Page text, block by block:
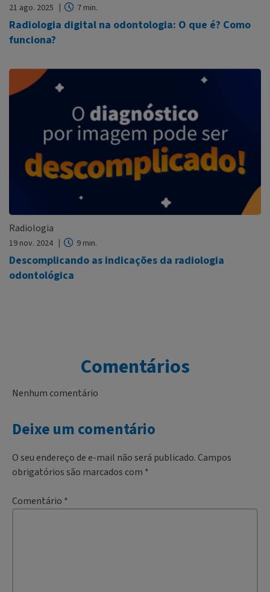
21 ago. 2025 7 min.
Radiologia digital na odontologia: O que é? Como
funciona?
Radiologia
19 nov. 2024 9 min.
Descomplicando as indicações da radiologia
odontológica
Comentários
Nenhum comentário
Deixe um comentário
O seu endereço de e-mail não será publicado.Campos
obrigatórios são marcados com *
Comentário *